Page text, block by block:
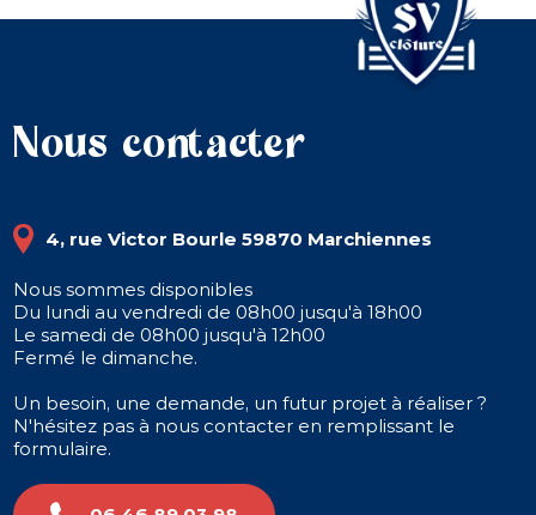
Nous contacter
4, rue Victor Bourle 59870 Marchiennes
Nous sommes disponibles
Du lundi au vendredi de 08h00 jusqu'à 18h00
Le samedi de 08h00 jusqu'à 12h00
Fermé le dimanche.
Un besoin, une demande, un futur projet à réaliser ?
N'hésitez pas à nous contacter en remplissant le
formulaire.